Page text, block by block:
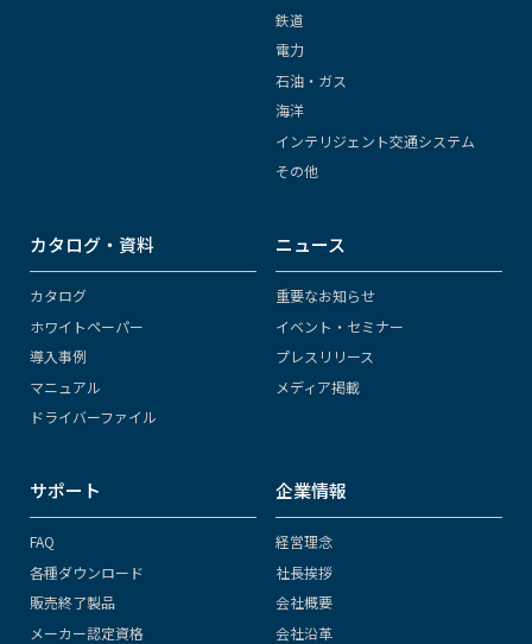
鉄道
電力
石油・ガス
海洋
インテリジェント交通システム
その他
カタログ・資料
カタログ
ホワイトペーパー
導入事例
マニュアル
ドライバーファイル
ニュース
重要なお知らせ
イベント・セミナー
プレスリリース
メディア掲載
サポート
FAQ
各種ダウンロード
販売終了製品
メーカー認定資格
企業情報
経営理念
社長挨拶
会社概要
会社沿革